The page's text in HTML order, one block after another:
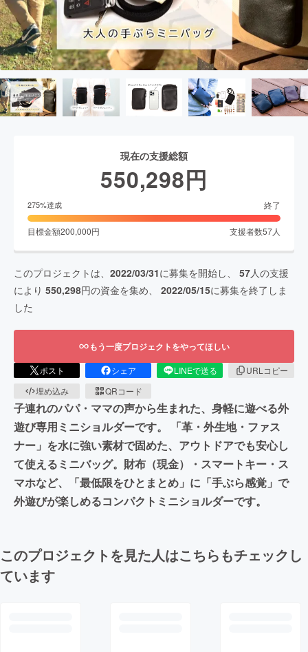
現在の支援総額
550,298円
275%達成 終了
目標金額200,000円 支援者数57人
このプロジェクトは、 2022/03/31に募集を開始し、 57人の支援
により 550,298円の資金を集め、 2022/05/15に募集を終了しま
した
もう一度プロジェクトをやってほしい
ポスト シェア LINEで送る
URLコピー
埋め込み
QRコード
子連れのパパ・ママの声から生まれた、身軽に遊べる外
遊び専用ミニショルダーです。 「革・外生地・ファス
ナー」を水に強い素材で固めた、アウトドアでも安心し
て使えるミニバッグ。財布（現金）・スマートキー・ス
マホなど、「最低限をひとまとめ」に「手ぶら感覚」で
外遊びが楽しめるコンパクトミニショルダーです。
このプロジェクトを見た人はこちらもチェックし
ています